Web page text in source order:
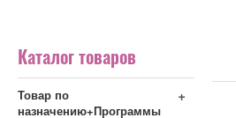
Каталог товаров
+
Товар по
назначению+Программы